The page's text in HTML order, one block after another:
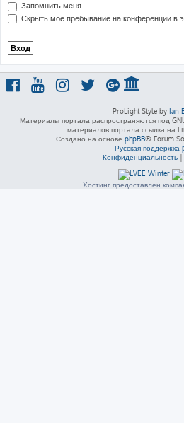
Запомнить меня
Скрыть моё пребывание на конференции в
ProLight Style by Ian
Материалы портала распространяются под
материалов портала ссылка на
Создано на основе phpBB® Forum
Русская поддержка
Конфиденциальность |
Хостинг предоставлен